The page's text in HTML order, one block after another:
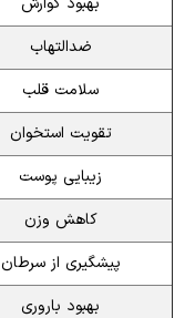
ضدالتهاب
سلامت قلب
تقویت استخوان
زیبایی پوست
کاهش وزن
پیشگیری از سرطان
بهبود باروری